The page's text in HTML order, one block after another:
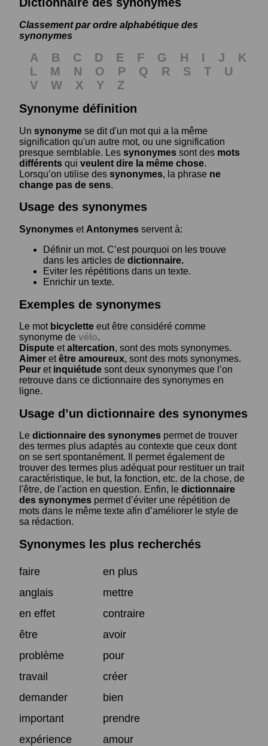
Classement par ordre alphabétique des
synonymes
A B C D E F G H I J
K
L
M N O P Q R S T
U
V
W X Y
Z
Synonyme définition
Un synonyme se dit d'un mot qui a la même
signification qu'un autre mot, ou une signification
presque semblable. Les synonymes sont des mots
différents qui veulent dire la même chose.
Lorsqu’on utilise des synonymes, la phrase ne
change pas de sens.
Usage des synonymes
Synonymes et Antonymes servent à:
Définir un mot. C’est pourquoi on les trouve
dans les articles de dictionnaire.
Eviter les répétitions dans un texte.
Enrichir un texte.
Exemples de synonymes
Le mot bicyclette eut être considéré comme
synonyme de vélo.
Dispute etaltercation, sont des mots synonymes.
Aimer etêtre amoureux, sont des mots synonymes.
Peur et inquiétude sont deux synonymes que l’on
retrouve dans ce dictionnaire des synonymes en
ligne.
Usage d’un dictionnaire des synonymes
Le dictionnaire des synonymes permet de trouver
des termes plus adaptés au contexte que ceux dont
on se sert spontanément. Il permet également de
trouver des termes plus adéquat pour restituer un trait
caractéristique, le but, la fonction, etc. de la chose, de
l'être, de l'action en question. Enfin, le dictionnaire
des synonymes permet d’éviter une répétition de
mots dans le même texte afin d’améliorer le style de
sa rédaction.
Synonymes les plus recherchés
faire
en plus
anglais
mettre
en effet
contraire
être
avoir
problème
pour
travail
créer
demander
bien
important
prendre
expérience
amour